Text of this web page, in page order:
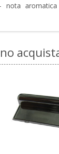
nota